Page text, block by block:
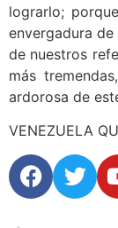
lograrlo;
envergadura
de nuestros
más
ardorosa de
VENEZUELA